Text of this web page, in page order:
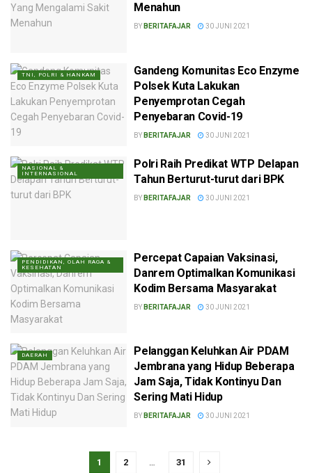
Menahun
BY BERITAFAJAR 30 JUNI 2021
TNI, POLRI & HANKAM
Gandeng Komunitas Eco Enzyme
Polsek Kuta Lakukan
Penyemprotan Cegah
Penyebaran Covid-19
BY BERITAFAJAR 30 JUNI 2021
NASIONAL &
INTERNASIONAL
Polri Raih Predikat WTP Delapan
Tahun Berturut-turut dari BPK
BY BERITAFAJAR 30 JUNI 2021
PENDIDIKAN, OLAH RAGA &
KESEHATAN
Percepat Capaian Vaksinasi,
Danrem Optimalkan Komunikasi
Kodim Bersama Masyarakat
BY BERITAFAJAR 30 JUNI 2021
DAERAH
Pelanggan Keluhkan Air PDAM
Jembrana yang Hidup Beberapa
Jam Saja, Tidak Kontinyu Dan
Sering Mati Hidup
BY BERITAFAJAR 30 JUNI 2021
1 2 31